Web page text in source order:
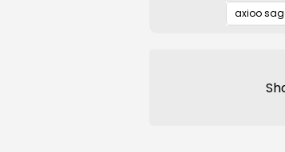
axioo